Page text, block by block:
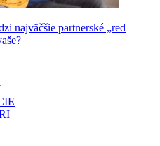
najväčšie partnerské „red